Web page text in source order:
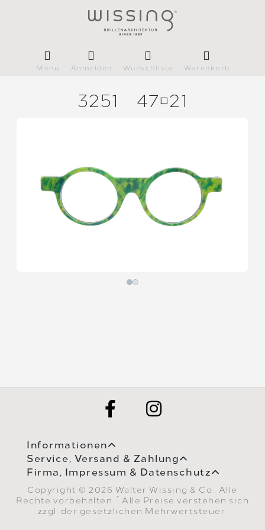
Menü Anmelden Wunschliste Warenkorb
3251 4721
Informationen
Service, Versand & Zahlung
Firma, Impressum & Datenschutz
Copyright © 2026 Walter Wissing & Co.. Alle
Rechte vorbehalten.
* Alle Preise verstehen sich
zzgl. der gesetzlichen Mehrwertsteuer.